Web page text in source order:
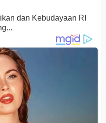
dan Kebudayaan RI